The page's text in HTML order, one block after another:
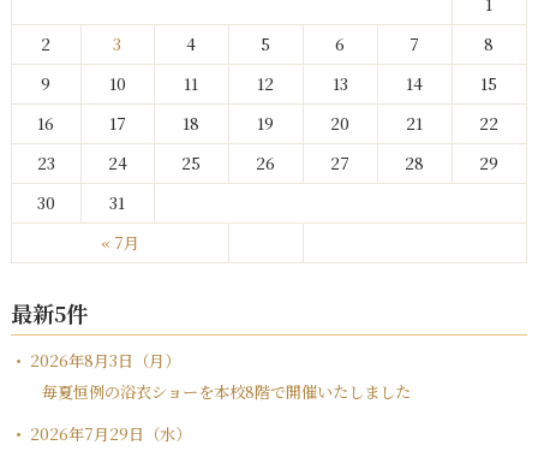
« 7月
2
3 4 5 6 7
8
9
10 11 12 13 14
15
16
17 18 19 20 21
22
23
24 25 26 27 28
29
30
31
最新5件
2026年8月3日（月）
毎夏恒例の浴衣ショーを本校8階で開催いたしました
2026年7月29日（水）